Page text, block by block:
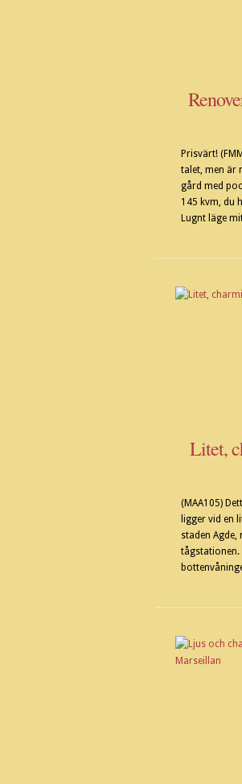
Prisvärt!
talet, men är
gård med
145 kvm, du
Lugnt läge
Litet,
(MAA105)
ligger vid en
staden Agde,
tågstationen.